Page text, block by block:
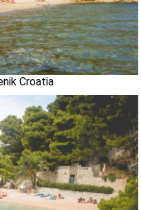
Croatia